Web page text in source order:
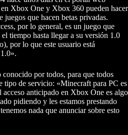
en Xbox One y Xbox 360 pueden hacer
juegos que hacen betas privadas.
por lo general, es un juego que
tiempo hasta llegar a su versión 1.0
por lo que este usuario está
por todos, para que todos
tipo de servicio: «Minecraft para PC es
anticipado en Xbox One es algo
pidiendo y les estamos prestando
nada que anunciar sobre esto